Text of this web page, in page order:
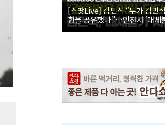
[스팟Live] 김민석 “누가 김민
향을 공유했나”…인천서 ‘대체
26.08.08 더불어민주당 당대표·